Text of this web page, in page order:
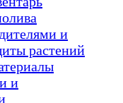
и
растений
и